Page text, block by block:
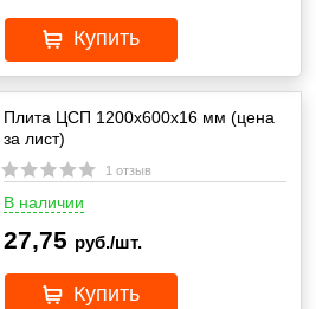
Купить
Плита ЦСП 1200х600х16 мм (цена
за лист)
1 отзыв
В наличии
27,75 руб./шт.
Купить